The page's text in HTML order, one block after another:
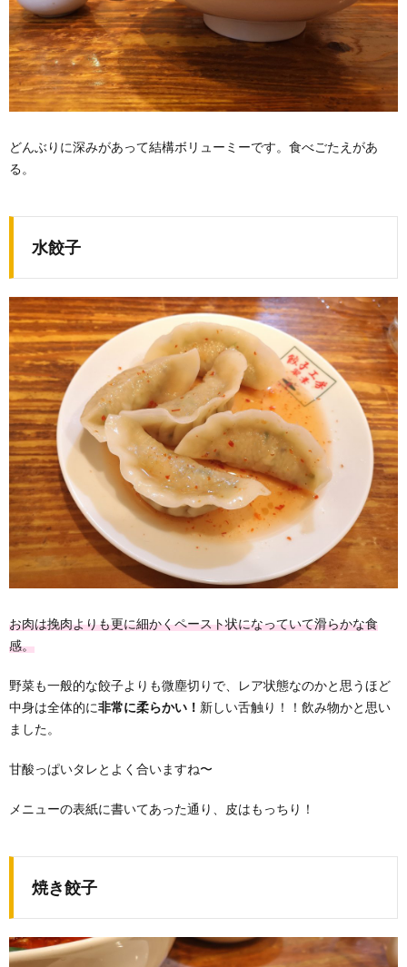
どんぶりに深みがあって結構ボリューミーです。食べごたえがあ
る。
水餃子
お肉は挽肉よりも更に細かくペースト状になっていて滑らかな食
感。
野菜も一般的な餃子よりも微塵切りで、レア状態なのかと思うほど
中身は全体的に非常に柔らかい！ 新しい舌触り！！飲み物かと思い
ました。
甘酸っぱいタレとよく合いますね〜
メニューの表紙に書いてあった通り、皮はもっちり！
焼き餃子